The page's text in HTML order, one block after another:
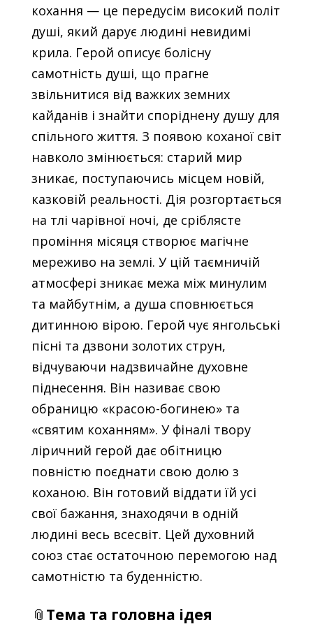
кохання — це передусім високий політ
душі, який дарує людині невидимі
крила. Герой описує болісну
самотність душі, що прагне
звільнитися від важких земних
кайданів і знайти споріднену душу для
спільного життя. З появою коханої світ
навколо змінюється: старий мир
зникає, поступаючись місцем новій,
казковій реальності. Дія розгортається
на тлі чарівної ночі, де сріблясте
проміння місяця створює магічне
мереживо на землі. У цій таємничій
атмосфері зникає межа між минулим
та майбутнім, а душа сповнюється
дитинною вірою. Герой чує янгольські
пісні та дзвони золотих струн,
відчуваючи надзвичайне духовне
піднесення. Він називає свою
обраницю «красою-богинею» та
«святим коханням». У фіналі твору
ліричний герой дає обітницю
повністю поєднати свою долю з
коханою. Він готовий віддати їй усі
свої бажання, знаходячи в одній
людині весь всесвіт. Цей духовний
союз стає остаточною перемогою над
самотністю та буденністю.
📎 Тема та головна ідея